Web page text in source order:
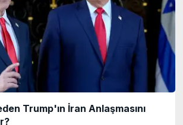
Trump'ın İran Anlaşmasını